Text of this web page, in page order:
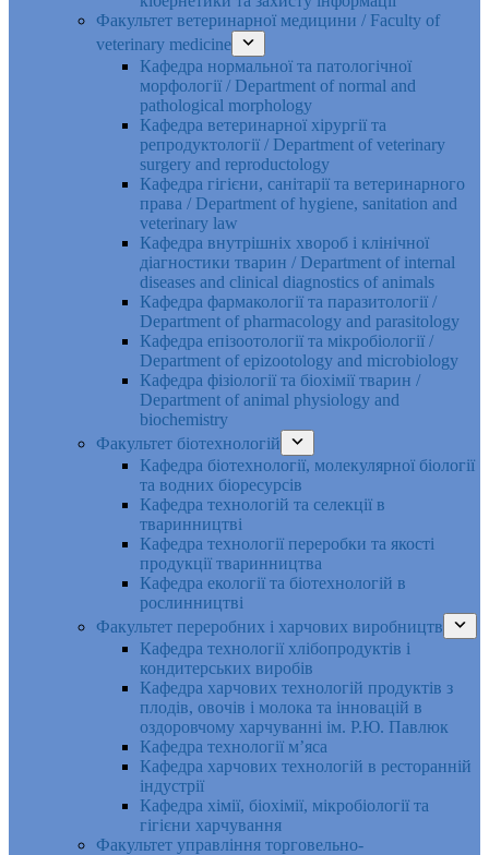
Факультет ветеринарної медицини / Faculty of
veterinary medicine
Кафедра нормальної та патологічної
морфології / Department of normal and
pathological morphology
Кафедра ветеринарної хірургії та
репродуктології / Department of veterinary
surgery and reproductology
Кафедра гігієни, санітарії та ветеринарного
права / Department of hygiene, sanitation and
veterinary law
Кафедра внутрішніх хвороб і клінічної
діагностики тварин / Department of internal
diseases and clinical diagnostics of animals
Кафедра фармакології та паразитології /
Department of pharmacology and parasitology
Кафедра епізоотології та мікробіології /
Department of epizootology and microbiology
Кафедра фізіології та біохімії тварин /
Department of animal physiology and
biochemistry
Факультет біотехнологій
Кафедра біотехнології, молекулярної біології
та водних біоресурсів
Кафедра технологій та селекції в
тваринництві
Кафедра технології переробки та якості
продукції тваринництва
Кафедра екології та біотехнологій в
рослинництві
Факультет переробних і харчових виробництв
Кафедра технології хлібопродуктів і
кондитерських виробів
Кафедра харчових технологій продуктів з
плодів, овочів і молока та інновацій в
оздоровчому харчуванні ім. Р.Ю. Павлюк
Кафедра технології м’яса
Кафедра харчових технологій в ресторанній
індустрії
Кафедра хімії, біохімії, мікробіології та
гігієни харчування
Факультет управління торговельно-